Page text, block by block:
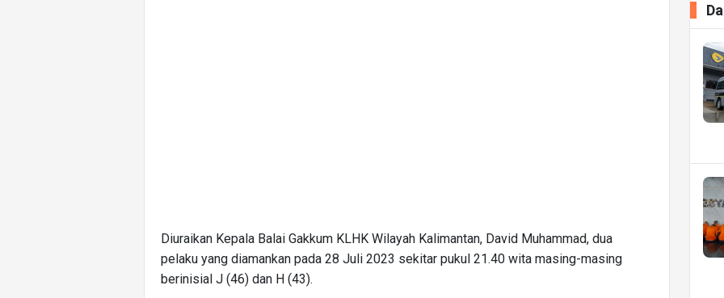
Diuraikan Kepala Balai Gakkum KLHK Wilayah Kalimantan, David Muhammad, dua
pelaku yang diamankan pada 28 Juli 2023 sekitar pukul 21.40 wita masing-masing
berinisial J (46) dan H (43).